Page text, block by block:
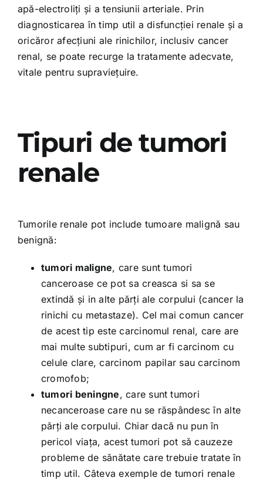
apă-electroliți și a tensiunii arteriale. Prin
diagnosticarea în timp util a disfuncției renale și a
oricăror afecțiuni ale rinichilor, inclusiv cancer
renal, se poate recurge la tratamente adecvate,
vitale pentru supraviețuire.
Tipuri de tumori
renale
Tumorile renale pot include tumoare malignă sau
benignă:
tumori maligne, care sunt tumori
canceroase ce pot sa creasca si sa se
extindă și in alte părți ale corpului (cancer la
rinichi cu metastaze). Cel mai comun cancer
de acest tip este carcinomul renal, care are
mai multe subtipuri, cum ar fi carcinom cu
celule clare, carcinom papilar sau carcinom
cromofob;
tumori beningne, care sunt tumori
necanceroase care nu se răspândesc în alte
părți ale corpului. Chiar dacă nu pun în
pericol viața, acest tumori pot să cauzeze
probleme de sănătate care trebuie tratate în
timp util. Câteva exemple de tumori renale